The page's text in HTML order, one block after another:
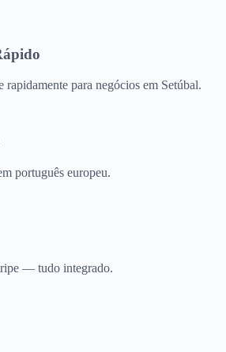
rapidamente para negócios em Setúbal.
português europeu.
— tudo integrado.